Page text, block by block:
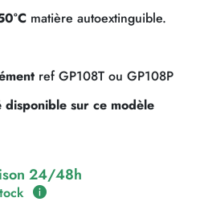
matière autoextinguible.
ref GP108T ou GP108P
sur ce modèle
24/48h